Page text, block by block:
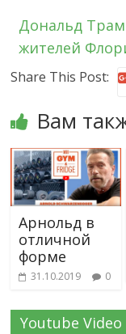
Дональд
жителей
Share This Post:
Вам
Арнольд в
отличной
форме
31.10.2019 0
Youtube Video